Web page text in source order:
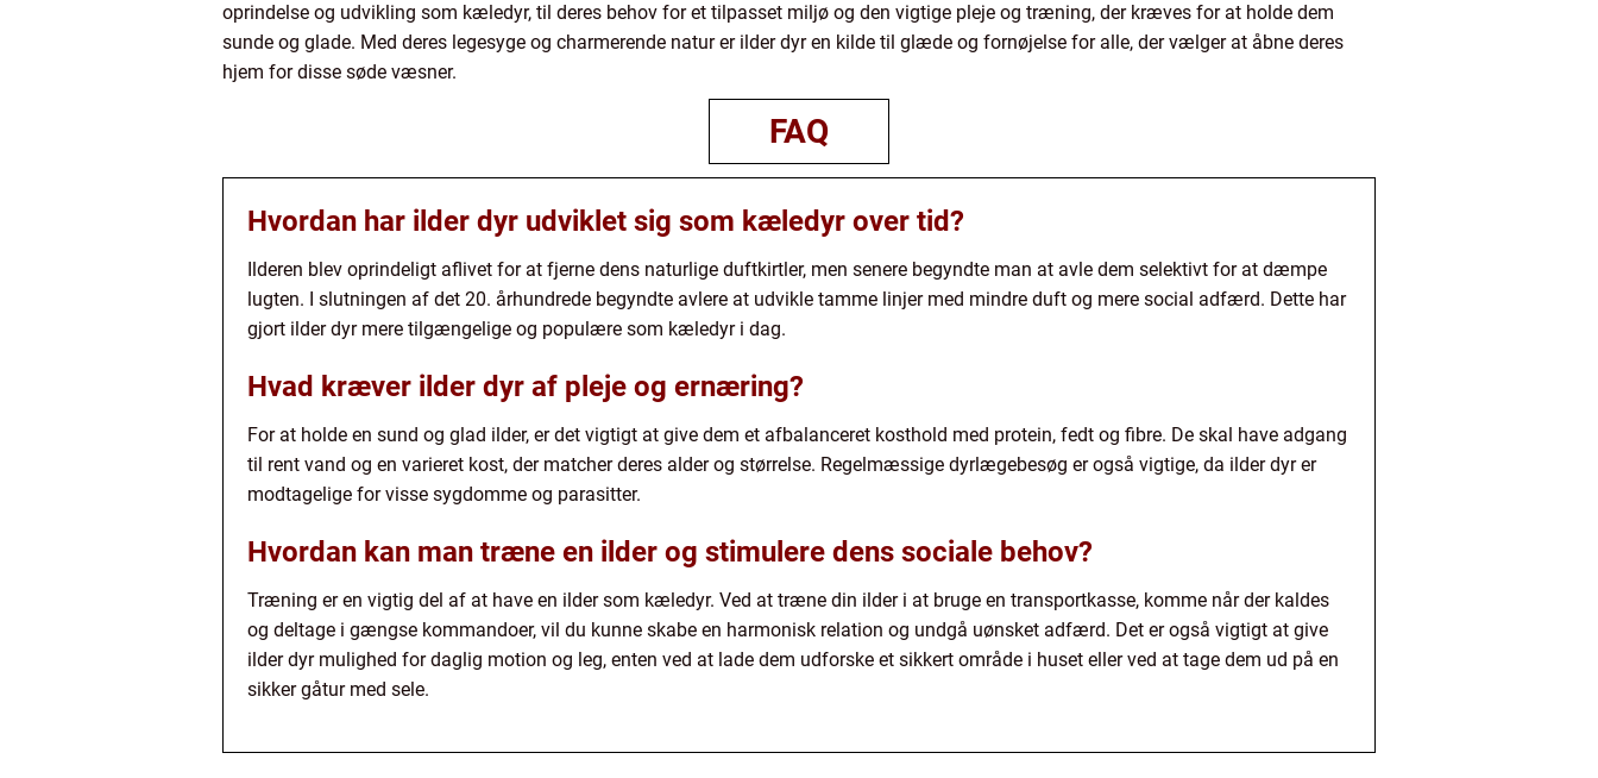
oprindelse og udvikling som kæledyr, til deres behov for et tilpasset miljø og den vigtige pleje og træning, der kræves for at holde dem
sunde og glade. Med deres legesyge og charmerende natur er ilder dyr en kilde til glæde og fornøjelse for alle, der vælger at åbne deres
hjem for disse søde væsner.
FAQ
Hvordan har ilder dyr udviklet sig som kæledyr over tid?
Ilderen blev oprindeligt aflivet for at fjerne dens naturlige duftkirtler, men senere begyndte man at avle dem selektivt for at dæmpe
lugten. I slutningen af det 20. århundrede begyndte avlere at udvikle tamme linjer med mindre duft og mere social adfærd. Dette har
gjort ilder dyr mere tilgængelige og populære som kæledyr i dag.
Hvad kræver ilder dyr af pleje og ernæring?
For at holde en sund og glad ilder, er det vigtigt at give dem et afbalanceret kosthold med protein, fedt og fibre. De skal have adgang
til rent vand og en varieret kost, der matcher deres alder og størrelse. Regelmæssige dyrlægebesøg er også vigtige, da ilder dyr er
modtagelige for visse sygdomme og parasitter.
Hvordan kan man træne en ilder og stimulere dens sociale behov?
Træning er en vigtig del af at have en ilder som kæledyr. Ved at træne din ilder i at bruge en transportkasse, komme når der kaldes
og deltage i gængse kommandoer, vil du kunne skabe en harmonisk relation og undgå uønsket adfærd. Det er også vigtigt at give
ilder dyr mulighed for daglig motion og leg, enten ved at lade dem udforske et sikkert område i huset eller ved at tage dem ud på en
sikker gåtur med sele.